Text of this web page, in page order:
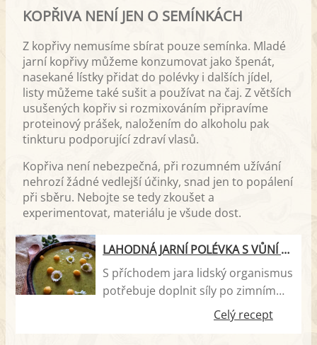
KOPŘIVA NENÍ JEN O SEMÍNKÁCH
Z kopřivy nemusíme sbírat pouze semínka. Mladé
jarní kopřivy můžeme konzumovat jako špenát,
nasekané lístky přidat do polévky i dalších jídel,
listy můžeme také sušit a používat na čaj. Z větších
usušených kopřiv si rozmixováním připravíme
proteinový prášek, naložením do alkoholu pak
tinkturu podporující zdraví vlasů.
Kopřiva není nebezpečná, při rozumném užívání
nehrozí žádné vedlejší účinky, snad jen to popálení
při sběru. Nebojte se tedy zkoušet a
experimentovat, materiálu je všude dost.
LAHODNÁ JARNÍ POLÉVKA S VŮNÍ KOPŘIV
S příchodem jara lidský organismus
potřebuje doplnit síly po zimním
období. Pokud vám vaše zahrádka
či blízké okolí nabízí možnost sběru
Celý recept